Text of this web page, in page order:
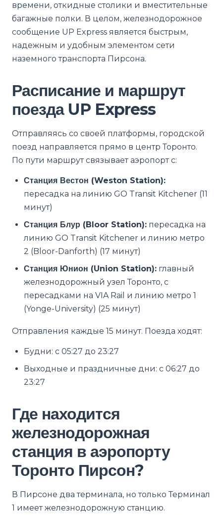
времени, откидные столики и вместительные
багажные полки. В целом, железнодорожное
сообщение UP Express является быстрым,
надежным и удобным элементом сети
наземного транспорта Пирсона.
Расписание и маршрут
поезда UP Express
Отправляясь со своей платформы, городской
поезд направляется прямо в центр Торонто.
По пути маршрут связывает аэропорт с:
Станция Вестон (Weston Station):
пересадка на линию GO Transit Kitchener (11
минут)
Станция Блур (Bloor Station): пересадка на
линию GO Transit Kitchener и линию метро
2 (Bloor-Danforth) (17 минут)
Станция Юнион (Union Station): главный
железнодорожный узел Торонто, с
пересадками на VIA Rail и линию метро 1
(Yonge-University) (25 минут)
Отправления каждые 15 минут. Поезда ходят:
Будни: с 05:27 до 23:27
Выходные и праздничные дни: с 06:27 до
23:27
Где находится
железнодорожная
станция в аэропорту
Торонто Пирсон?
В Пирсоне два терминала, но только Терминал
1 имеет железнодорожную станцию.